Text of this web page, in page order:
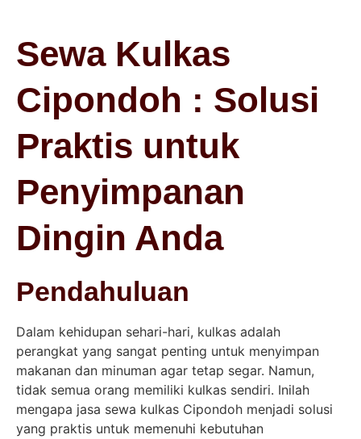
Sewa Kulkas
Cipondoh : Solusi
Praktis untuk
Penyimpanan
Dingin Anda
Pendahuluan
Dalam kehidupan sehari-hari, kulkas adalah
perangkat yang sangat penting untuk menyimpan
makanan dan minuman agar tetap segar. Namun,
tidak semua orang memiliki kulkas sendiri. Inilah
mengapa jasa sewa kulkas Cipondoh menjadi solusi
yang praktis untuk memenuhi kebutuhan